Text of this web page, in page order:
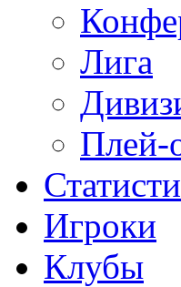
Лига
Плей-
Игроки
Клубы